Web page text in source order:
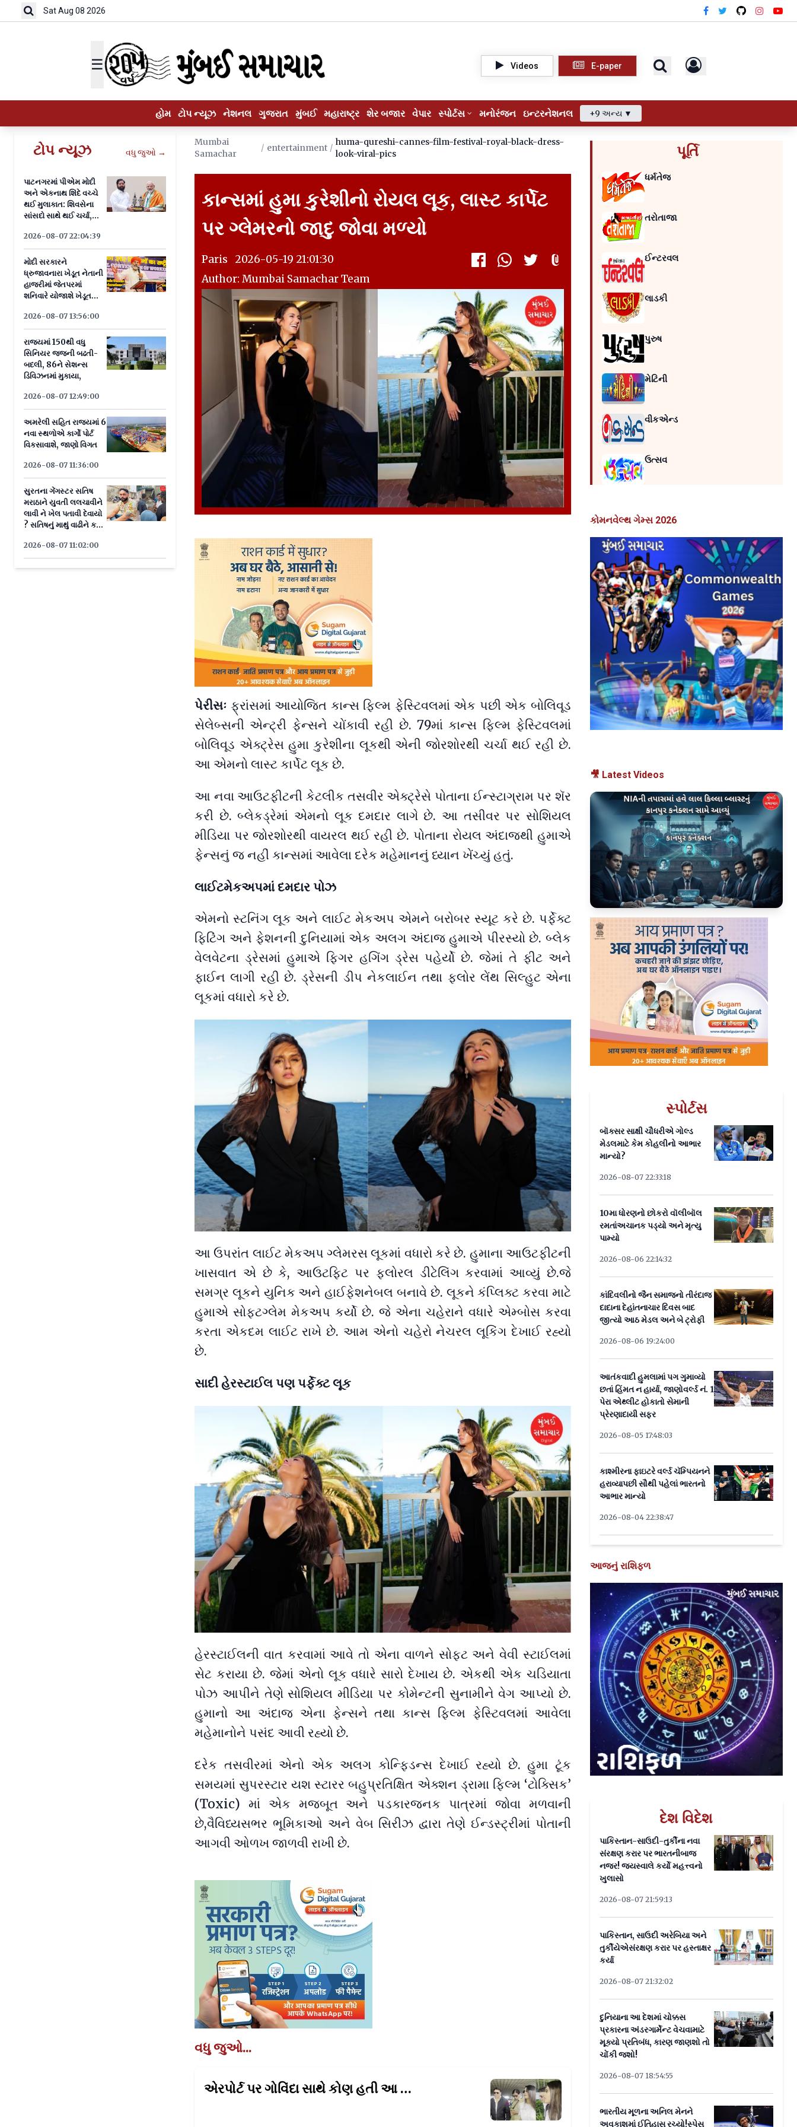
Sat Aug 08 2026
☰ Videos E-paper
હોમ ટોપ ન્યૂઝ નેશનલ ગુજરાત મુંબઈ મહારાષ્ટ્ર શેર બજાર વેપાર સ્પોર્ટસ મનોરંજન ઇન્ટરનેશનલ +9 અન્ય ▼
ટોપ ન્યૂઝ વધુ જુઓ →
પાટનગરમાં પીએમ મોદી
અને એકનાથ શિંદે વચ્ચે
થઈ મુલાકાત: શિવસેના
સાંસદો સાથે થઈ ચર્ચા,
2026-08-07 22:04:39
મોદી સરકારને
ધ્રુજાવનારા ખેડૂત નેતાની
હાજરીમાં જેતપરમાં
શનિવારે યોજાશે ખેડૂત
2026-08-07 13:56:00
રાજ્યમાં 150થી વધુ
સિનિયર જજની બઢતી-
બદલી, 86ને સેશન્સ
ડિવિઝનમાં મુકાયા,
2026-08-07 12:49:00
અમરેલી સહિત રાજ્યમાં 6
નવા સ્થળોએ કાર્ગો પોર્ટ
વિકસાવાશે, જાણો વિગત
2026-08-07 11:36:00
સુરતના ગેંગસ્ટર સતિષ
મરાઠાને યુવતી લલચાવીને
લાવી ને ખેલ પતાવી દેવાયો
? સતિષનું માથું વાઢીને ક્યાં
2026-08-07 11:02:00
Mumbai
Samachar
/ entertainment /
huma-qureshi-cannes-film-festival-royal-black-dress-
look-viral-pics
કાન્સમાં હુમા કુરેશીનો રોયલ લૂક, લાસ્ટ કાર્પેટ
પર ગ્લેમરનો જાદુ જોવા મળ્યો
Paris 2026-05-19 21:01:30
Author: Mumbai Samachar Team
પેરીસઃ ફ્રાંસમાં આયોજિત કાન્સ ફિલ્મ ફેસ્ટિવલમાં એક પછી એક બોલિવૂડ
સેલેબ્સની એન્ટ્રી ફેન્સને ચોંકાવી રહી છે. 79માં કાન્સ ફિલ્મ ફેસ્ટિવલમાં
બોલિવૂડ એક્ટ્રેસ હુમા કુરેશીના લૂકથી એની જોરશોરથી ચર્ચા થઈ રહી છે.
આ એમનો લાસ્ટ કાર્પેટ લૂક છે.
આ નવા આઉટફીટની કેટલીક તસવીર એક્ટ્રેસે પોતાના ઈન્સ્ટાગ્રામ પર શૅર
કરી છે. બ્લેકડ્રેમાં એમનો લૂક દમદાર લાગે છે. આ તસીવર પર સોશિયલ
મીડિયા પર જોરશોરથી વાયરલ થઈ રહી છે. પોતાના રોયલ અંદાજથી હુમાએ
ફેન્સનું જ નહીં કાન્સમાં આવેલા દરેક મહેમાનનું ધ્યાન ખેંચ્યું હતું.
લાઈટમેકઅપમાં દમદાર પોઝ
એમનો સ્ટનિંગ લૂક અને લાઈટ મેકઅપ એમને બરોબર સ્યૂટ કરે છે. પર્ફેક્ટ
ફિટિંગ અને ફેશનની દુનિયામાં એક અલગ અંદાજ હુમાએ પીરસ્યો છે. બ્લેક
વેલવેટના ડ્રેસમાં હુમાએ ફિગર હગિંગ ડ્રેસ પહેર્યો છે. જેમાં તે ફીટ અને
ફાઈન લાગી રહી છે. ડ્રેસની ડીપ નેકલાઈન તથા ફ્લોર લેંથ સિલ્હુટ એના
લૂકમાં વધારો કરે છે.
આ ઉપરાંત લાઈટ મેકઅપ ગ્લેમરસ લૂકમાં વધારો કરે છે. હુમાના આઉટફીટની
ખાસવાત એ છે કે, આઉટફિટ પર ફ્લોરલ ડીટેલિંગ કરવામાં આવ્યું છે.જે
સમગ્ર લૂકને યુનિક અને હાઈફેશનેબલ બનાવે છે. લૂકને કંપ્લિક્ટ કરવા માટે
હુમાએ સોફ્ટગ્લેમ મેકઅપ કર્યો છે. જે એના ચહેરાને વધારે એમ્બોસ કરવા
કરતા એકદમ લાઈટ રાખે છે. આમ એનો ચહેરો નેચરલ લૂકિંગ દેખાઈ રહ્યો
છે.
સાદી હેરસ્ટાઈલ પણ પર્ફેક્ટ લૂક
હેરસ્ટાઈલની વાત કરવામાં આવે તો એના વાળને સોફ્ટ અને વેવી સ્ટાઈલમાં
સેટ કરાયા છે. જેમાં એનો લૂક વધારે સારો દેખાય છે. એકથી એક ચડિયાતા
પોઝ આપીને તેણે સોશિયલ મીડિયા પર કોમેન્ટની સુનામીને વેગ આપ્યો છે.
હુમાનો આ અંદાજ એના ફેન્સને તથા કાન્સ ફિલ્મ ફેસ્ટિવલમાં આવેલા
મહેમાનોને પસંદ આવી રહ્યો છે.
દરેક તસવીરમાં એનો એક અલગ કોન્ફિડન્સ દેખાઈ રહ્યો છે. હુમા ટૂંક
સમયમાં સુપરસ્ટાર યશ સ્ટારર બહુપ્રતિક્ષિત એક્શન ડ્રામા ફિલ્મ ‘ટોક્સિક’
(Toxic) માં એક મજબૂત અને પડકારજનક પાત્રમાં જોવા મળવાની
છે,વૈવિધ્યસભર ભૂમિકાઓ અને વેબ સિરીઝ દ્વારા તેણે ઈન્ડસ્ટ્રીમાં પોતાની
આગવી ઓળખ જાળવી રાખી છે.
વધુ જુઓ...
એરપોર્ટ પર ગોવિંદા સાથે કોણ હતી આ યુવતી?પત્ની સુનિતા કરી ચૂકી છે નામ સાથે દાવો
પૂર્તિ
ધર્મતેજ
તરોતાજા
ઈન્ટરવલ
લાડકી
પુરુષ
મેટિની
વીકએન્ડ
ઉત્સવ
કોમનવેલ્થ ગેમ્સ 2026
🎥 Latest Videos
▶
સ્પોર્ટસ
બૉક્સર સાક્ષી ચૌધરીએ ગોલ્ડ
મેડલમાટે કેમ કોહલીનો આભાર
માન્યો?
2026-08-07 22:33:18
10મા ધોરણનો છોકરો વૉલીબૉલ
રમતાંઅચાનક પડ્યો અને મૃત્યુ
પામ્યો
2026-08-06 22:14:32
કાંદિવલીનો જૈન સમાજનો તીરંદાજ
દાદાના દેહાંતનાચાર દિવસ બાદ
જીત્યો આઠ મેડલ અને બે ટ્રોફી
2026-08-06 19:24:00
આતંકવાદી હુમલામાં પગ ગુમાવ્યો
છતાં હિંમત ન હાર્યા, જાણોવર્લ્ડ નં. 1
પેરા એથ્લીટ હોકાતો સેમાની
પ્રેરણાદાયી સફર
2026-08-05 17:48:03
કાશ્મીરના ફાઇટરે વર્લ્ડ ચૅમ્પિયનને
હરાવ્યાપછી સૌથી પહેલાં ભારતનો
આભાર માન્યો
2026-08-04 22:38:47
આજનું રાશિફળ
દેશ વિદેશ
પાકિસ્તાન-સાઉદી-તુર્કીના નવા
સંરક્ષણ કરાર પર ભારતનીબાજ
નજર! જયસ્વાલે કર્યો મહત્ત્વનો
ખુલાસો
2026-08-07 21:59:13
પાકિસ્તાન, સાઉદી અરેબિયા અને
તુર્કીયેએસંરક્ષણ કરાર પર હસ્તાક્ષર
કર્યા
2026-08-07 21:32:02
દુનિયાના આ દેશમાં ચોક્કસ
પ્રકારના અંડરગાર્મેન્ટ વેચવામાટે
મૂક્યો પ્રતિબંધ, કારણ જાણશો તો
ચોંકી જશો!
2026-08-07 18:54:55
ભારતીય મૂળના અનિલ મેનને
અવકાશમાં ઈતિહાસ રચ્યો!સ્પેસ